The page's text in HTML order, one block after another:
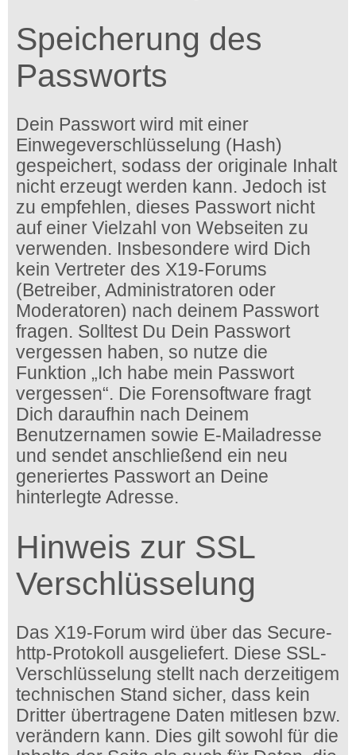
Speicherung des
Passworts
Dein Passwort wird mit einer
Einwegeverschlüsselung (Hash)
gespeichert, sodass der originale Inhalt
nicht erzeugt werden kann. Jedoch ist
zu empfehlen, dieses Passwort nicht
auf einer Vielzahl von Webseiten zu
verwenden. Insbesondere wird Dich
kein Vertreter des X19-Forums
(Betreiber, Administratoren oder
Moderatoren) nach deinem Passwort
fragen. Solltest Du Dein Passwort
vergessen haben, so nutze die
Funktion „Ich habe mein Passwort
vergessen“. Die Forensoftware fragt
Dich daraufhin nach Deinem
Benutzernamen sowie E-Mailadresse
und sendet anschließend ein neu
generiertes Passwort an Deine
hinterlegte Adresse.
Hinweis zur SSL
Verschlüsselung
Das X19-Forum wird über das Secure-
http-Protokoll ausgeliefert. Diese SSL-
Verschlüsselung stellt nach derzeitigem
technischen Stand sicher, dass kein
Dritter übertragene Daten mitlesen bzw.
verändern kann. Dies gilt sowohl für die